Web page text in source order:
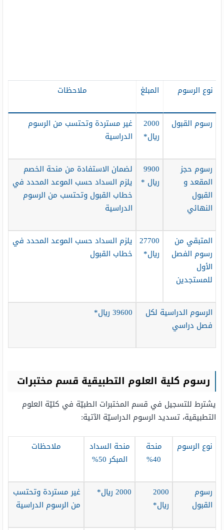
نوع الرسوم المبلغ ملاحظات
رسوم القبول
2000
ريال*
غير مستردة وتحتسب من الرسوم
الدراسية
رسوم حجز
المقعد و
القبول
النهائي
9900
ريال *
لضمان الاستفادة من منحة الخصم
يلزم السداد حسب الموعد المحدد في
خطاب القبول وتحتسب من الرسوم
الدراسية
المتبقي من
رسوم الفصل
الأول
للمستجدين
27700
ريال*
يلزم السداد حسب الموعد المحدد في
خطاب القبول
الرسوم الدراسية لكل
فصل دراسي
39600 ريال*
رسوم كلية العلوم التطبيقية قسم مختبرات
يشترط للتسجيل في قسم المختبرات الطبيّة في كليّة العلوم
التطبيقية، تسديد الرسوم الدراسيّة الآتية:
نوع الرسوم
منحة
40%
منحة السداد
المبكر 50%
ملاحظات
رسوم
القبول
2000
ريال*
2000 ريال*
غير مستردة وتحتسب
من الرسوم الدراسية